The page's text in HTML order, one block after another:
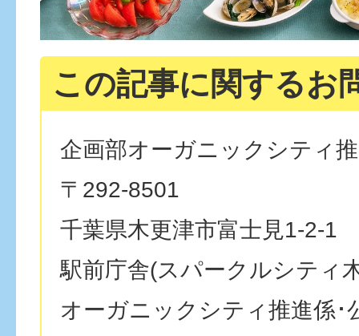
この記事に関するお
企画部オーガニックシティ
〒292-8501
千葉県木更津市富士見1-2-1
駅前庁舎(スパークルシティ
オーガニックシティ推進係･